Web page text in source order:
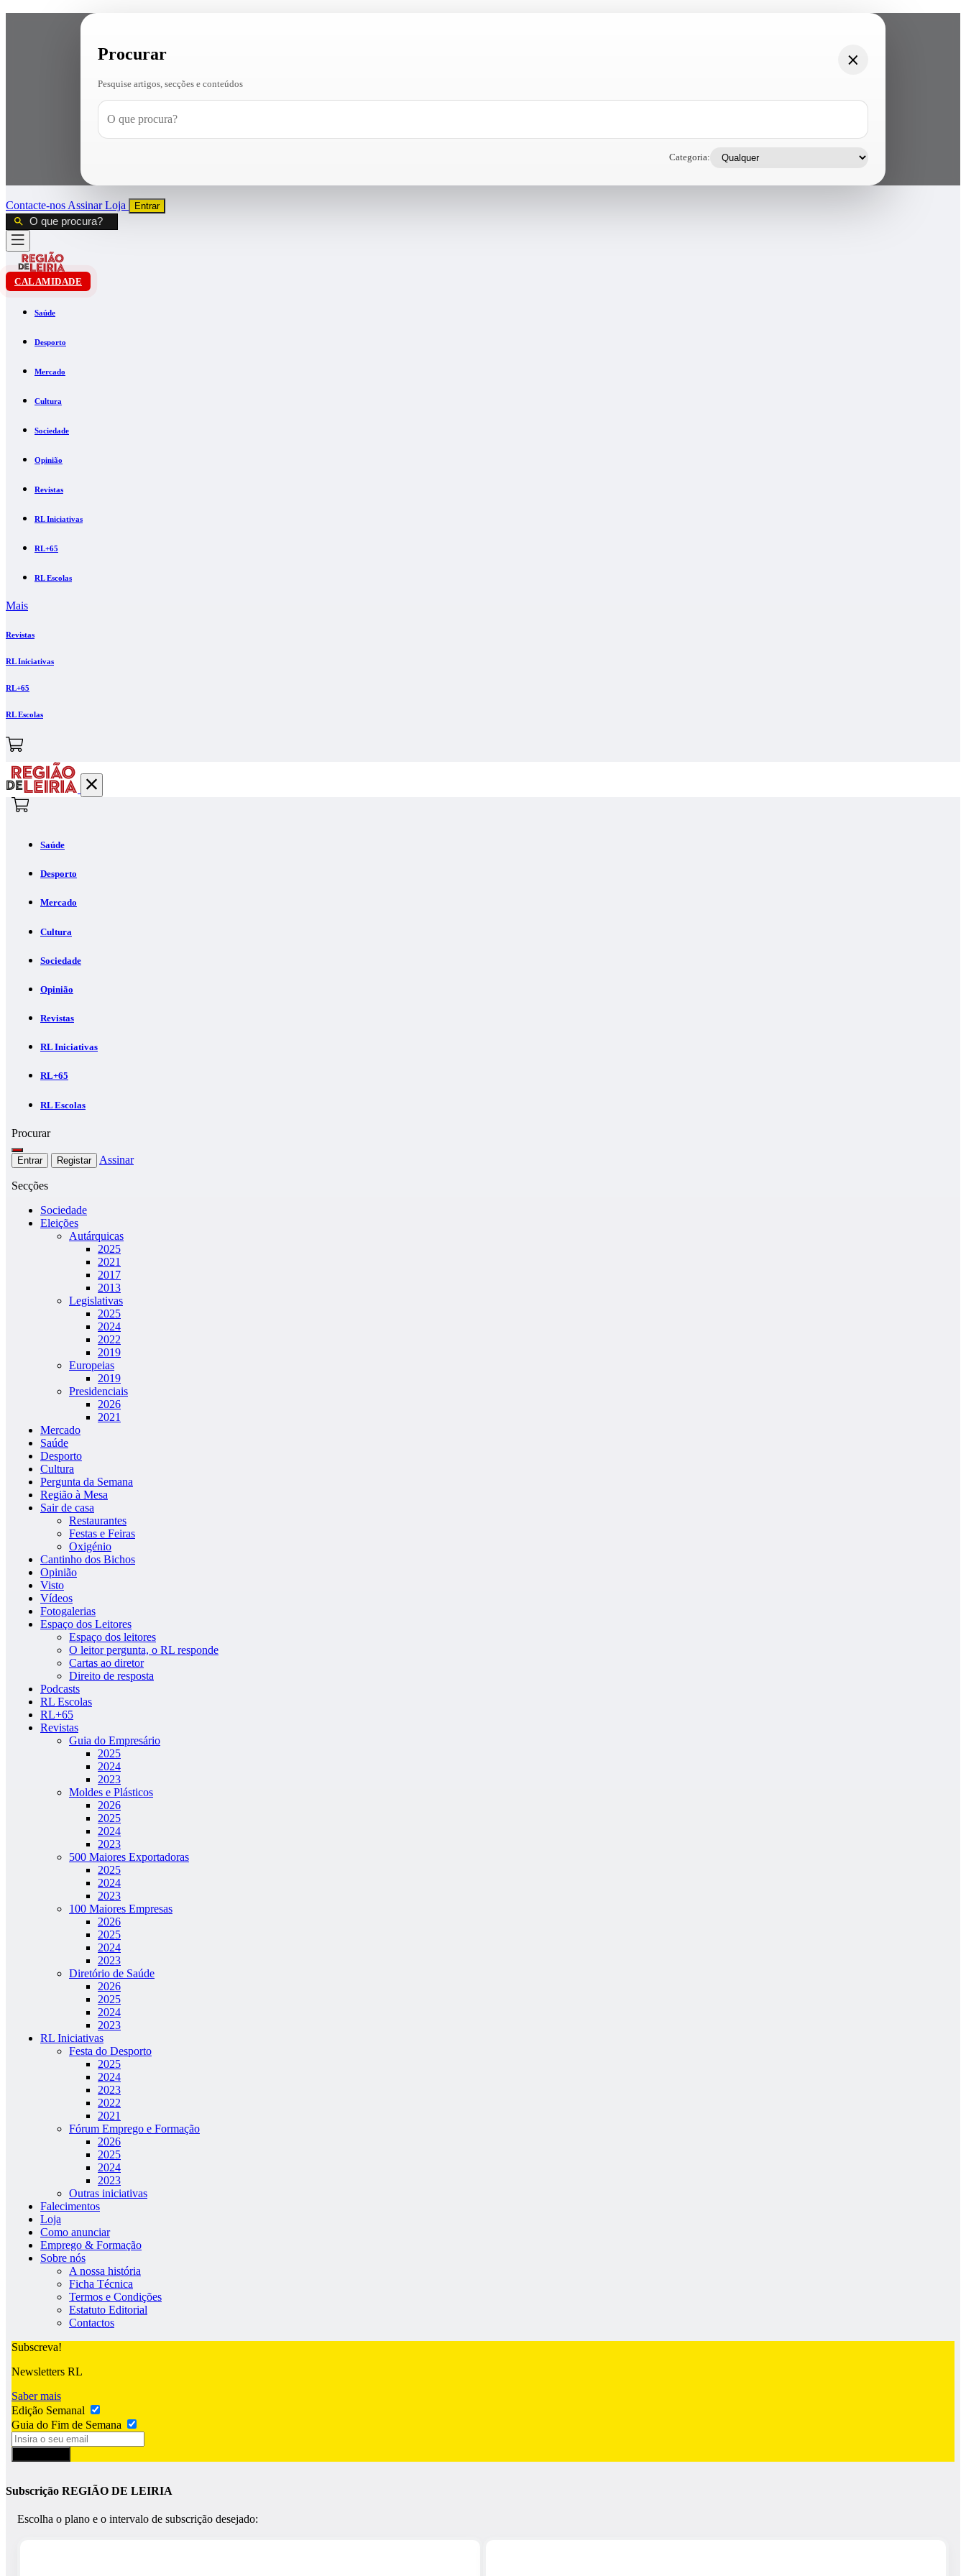
Procurar
Pesquise artigos, secções e conteúdos
Categoria:
Contacte-nos AssinarLoja Entrar
CALAMIDADE
Saúde
Desporto
Mercado
Cultura
Sociedade
Opinião
Revistas
RL Iniciativas
RL+65
RL Escolas
Mais
Revistas
RL Iniciativas
RL+65
RL Escolas
Saúde
Desporto
Mercado
Cultura
Sociedade
Opinião
Revistas
RL Iniciativas
RL+65
RL Escolas
Procurar
Entrar Registar Assinar
Secções
Sociedade
Eleições
Autárquicas
2025
2021
2017
2013
Legislativas
2025
2024
2022
2019
Europeias
2019
Presidenciais
2026
2021
Mercado
Saúde
Desporto
Cultura
Pergunta da Semana
Região à Mesa
Sair de casa
Restaurantes
Festas e Feiras
Oxigénio
Cantinho dos Bichos
Opinião
Visto
Vídeos
Fotogalerias
Espaço dos Leitores
Espaço dos leitores
O leitor pergunta, o RL responde
Cartas ao diretor
Direito de resposta
Podcasts
RL Escolas
RL+65
Revistas
Guia do Empresário
2025
2024
2023
Moldes e Plásticos
2026
2025
2024
2023
500 Maiores Exportadoras
2025
2024
2023
100 Maiores Empresas
2026
2025
2024
2023
Diretório de Saúde
2026
2025
2024
2023
RL Iniciativas
Festa do Desporto
2025
2024
2023
2022
2021
Fórum Emprego e Formação
2026
2025
2024
2023
Outras iniciativas
Falecimentos
Loja
Como anunciar
Emprego & Formação
Sobre nós
A nossa história
Ficha Técnica
Termos e Condições
Estatuto Editorial
Contactos
Subscreva!
Newsletters RL
Saber mais
Edição Semanal
Guia do Fim de Semana
Subscrição REGIÃO DE LEIRIA
Escolha o plano e o intervalo de subscrição desejado: